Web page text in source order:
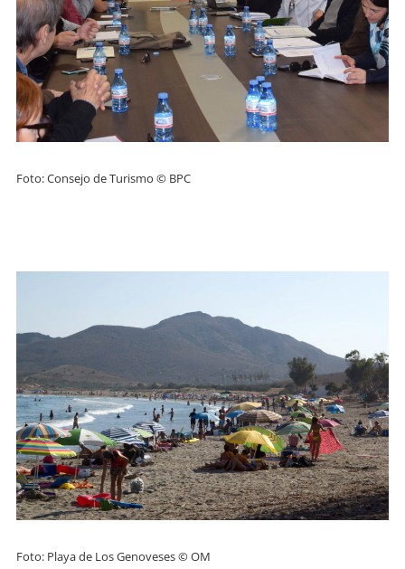
Foto: Consejo de Turismo © BPC
Foto: Playa de Los Genoveses © OM